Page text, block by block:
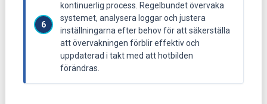
kontinuerlig process. Regelbundet övervaka
systemet, analysera loggar och justera
inställningarna efter behov för att säkerställa
att övervakningen förblir effektiv och
uppdaterad i takt med att hotbilden
förändras.